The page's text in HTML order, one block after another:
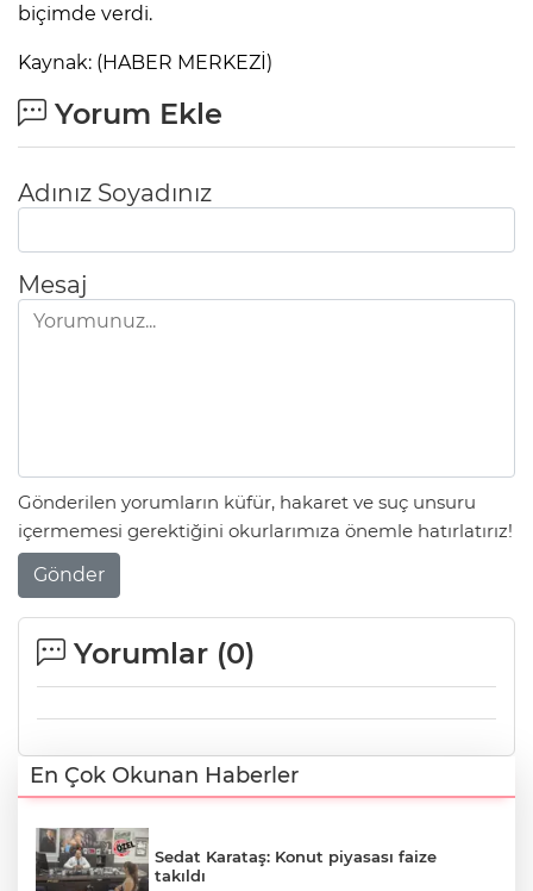
biçimde verdi.
Kaynak: (HABER MERKEZİ)
Yorum Ekle
Adınız Soyadınız
Mesaj
Gönderilen yorumların küfür, hakaret ve suç unsuru
içermemesi gerektiğini okurlarımıza önemle hatırlatırız!
Gönder
Yorumlar (0)
En Çok Okunan Haberler
Sedat Karataş: Konut piyasası faize
takıldı